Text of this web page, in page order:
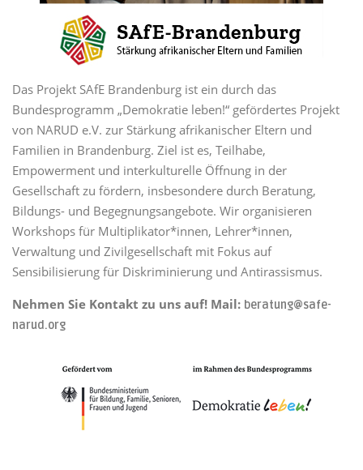
Das Projekt SAfE Brandenburg ist ein durch das
Bundesprogramm „Demokratie leben!“ gefördertes Projekt
von NARUD e.V. zur Stärkung afrikanischer Eltern und
Familien in Brandenburg. Ziel ist es, Teilhabe,
Empowerment und interkulturelle Öffnung in der
Gesellschaft zu fördern, insbesondere durch Beratung,
Bildungs- und Begegnungsangebote. Wir organisieren
Workshops für Multiplikator*innen, Lehrer*innen,
Verwaltung und Zivilgesellschaft mit Fokus auf
Sensibilisierung für Diskriminierung und Antirassismus.
Nehmen Sie Kontakt zu uns auf! Mail: beratung@safe-
narud.org